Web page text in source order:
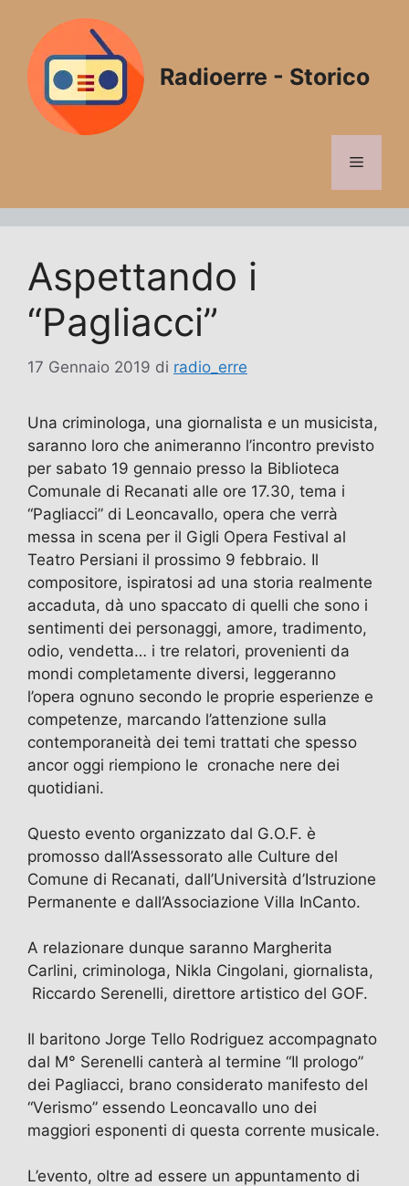
contenuto
Radioerre - Storico
Menu
Aspettando i
“Pagliacci”
17 Gennaio 2019 di radio_erre
Una criminologa, una giornalista e un musicista,
saranno loro che animeranno l’incontro previsto
per sabato 19 gennaio presso la Biblioteca
Comunale di Recanati alle ore 17.30, tema i
“Pagliacci” di Leoncavallo, opera che verrà
messa in scena per il Gigli Opera Festival al
Teatro Persiani il prossimo 9 febbraio. Il
compositore, ispiratosi ad una storia realmente
accaduta, dà uno spaccato di quelli che sono i
sentimenti dei personaggi, amore, tradimento,
odio, vendetta… i tre relatori, provenienti da
mondi completamente diversi, leggeranno
l’opera ognuno secondo le proprie esperienze e
competenze, marcando l’attenzione sulla
contemporaneità dei temi trattati che spesso
ancor oggi riempiono le cronache nere dei
quotidiani.
Questo evento organizzato dal G.O.F. è
promosso dall’Assessorato alle Culture del
Comune di Recanati, dall’Università d’Istruzione
Permanente e dall’Associazione Villa InCanto.
A relazionare dunque saranno Margherita
Carlini, criminologa, Nikla Cingolani, giornalista,
Riccardo Serenelli, direttore artistico del GOF.
Il baritono Jorge Tello Rodriguez accompagnato
dal M° Serenelli canterà al termine “Il prologo”
dei Pagliacci, brano considerato manifesto del
“Verismo” essendo Leoncavallo uno dei
maggiori esponenti di questa corrente musicale.
L’evento, oltre ad essere un appuntamento di